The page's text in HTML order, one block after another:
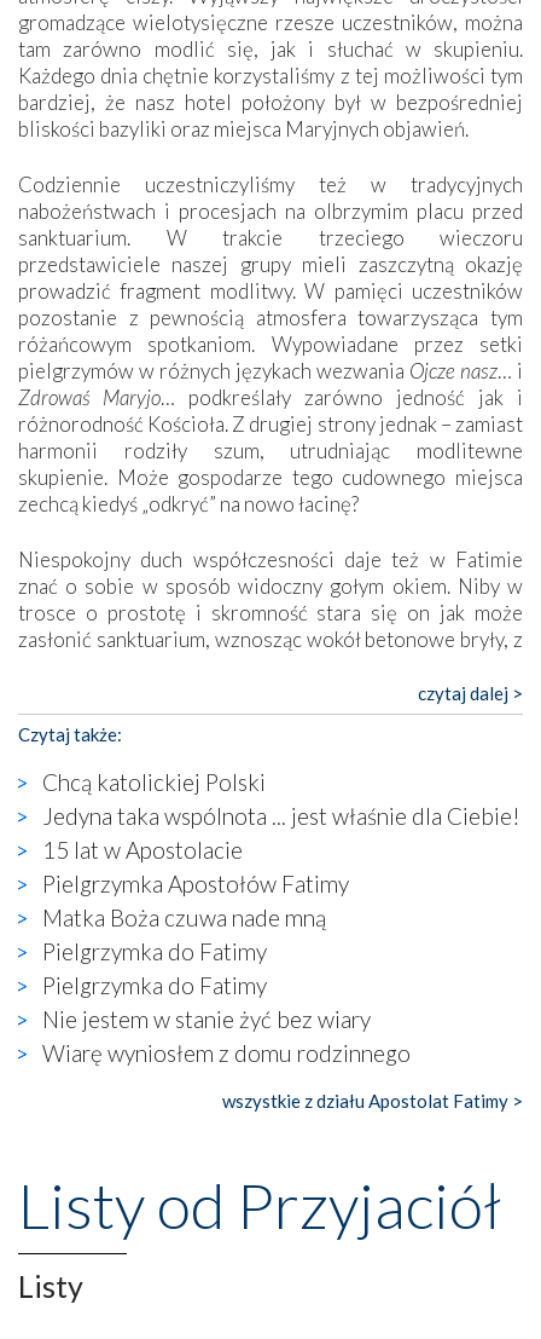
gromadzące wielotysięczne rzesze uczestników, można
tam zarówno modlić się, jak i słuchać w skupieniu.
Każdego dnia chętnie korzystaliśmy z tej możliwości tym
bardziej, że nasz hotel położony był w bezpośredniej
bliskości bazyliki oraz miejsca Maryjnych objawień.
Codziennie uczestniczyliśmy też w tradycyjnych
nabożeństwach i procesjach na olbrzymim placu przed
sanktuarium. W trakcie trzeciego wieczoru
przedstawiciele naszej grupy mieli zaszczytną okazję
prowadzić fragment modlitwy. W pamięci uczestników
pozostanie z pewnością atmosfera towarzysząca tym
różańcowym spotkaniom. Wypowiadane przez setki
pielgrzymów w różnych językach wezwania Ojcze nasz… i
Zdrowaś Maryjo… podkreślały zarówno jedność jak i
różnorodność Kościoła. Z drugiej strony jednak – zamiast
harmonii rodziły szum, utrudniając modlitewne
skupienie. Może gospodarze tego cudownego miejsca
zechcą kiedyś „odkryć” na nowo łacinę?
Niespokojny duch współczesności daje też w Fatimie
znać o sobie w sposób widoczny gołym okiem. Niby w
trosce o prostotę i skromność stara się on jak może
zasłonić sanktuarium, wznosząc wokół betonowe bryły, z
katolickiego kultu. Tylko co wspólnego z żywą,
autentyczną wiarą mogą mieć płaskie, szare bunkry albo
kaplice, w których Tabernakulum przypomina bardziej
skrzynkę na narzędzia? Albo co powiedzieć o ustawionym
tuż przy nowej bazylice wielkim krzyżu, na którym
zamiast Chrystusa umieszczono dziwaczną postać jakby
wyjętą ze starożytnych hieroglifów? W kulturowym
kontekście naszych czasów to raczej karykatura niż godny
wizerunek Zbawiciela…
Zatem nawet w bezpośrednim otoczeniu sanktuarium
naocznie przekonaliśmy się, że wewnątrz Kościoła toczy
się ogromna walka o kształt katolicyzmu i o serca
wierzących. Do czego to zmaganie może prowadzić,
widzieliśmy w urokliwym, niewielkim mieście Obidos,
gdzie w miejscu dawnego kościoła działa dzisiaj…
przeniosły nas do czasów, gdy świątynie bez wątpienia
wznoszono na chwałę Bożą, na przykład – w podzięce za
Opatrznościową pomoc w wygranej bitwie o
niepodległość kraju. Zachwyt budziła potężna, a zarazem
misterna architektura tych monumentalnych dzieł,
czytaj dalej >
Czytaj także:
Chcą katolickiej Polski
Jedyna taka wspólnota ... jest właśnie dla Ciebie!
15 lat w Apostolacie
Pielgrzymka Apostołów Fatimy
Matka Boża czuwa nade mną
Pielgrzymka do Fatimy
Pielgrzymka do Fatimy
Nie jestem w stanie żyć bez wiary
Wiarę wyniosłem z domu rodzinnego
wszystkie z działu Apostolat Fatimy >
Listy od Przyjaciół
Listy